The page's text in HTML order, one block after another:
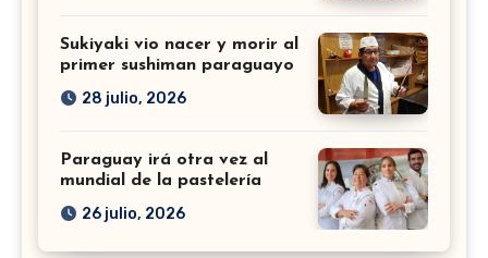
Sukiyaki vio nacer y morir al
primer sushiman paraguayo
28 julio, 2026
Paraguay irá otra vez al
mundial de la pastelería
26 julio, 2026